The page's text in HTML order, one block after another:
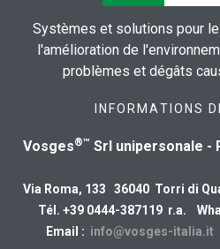
Systèmes et solutions pour
l'amélioration de
problèmes et dégâts
INFORMATIONS
Vosges®™ Srl unipersonale -
Via Roma, 133 36040 Torri di
Tél. +39 0444-387119 r.a.
Email : info@vosges-italia.it